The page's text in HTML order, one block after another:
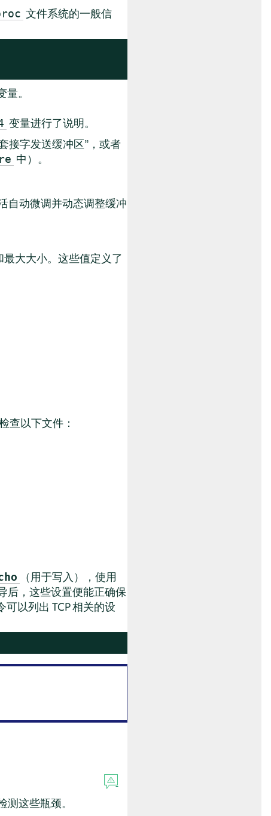
文件系统的一般信
量。
变量进行了说明。
接字发送缓冲区”，或者
中）。
自动微调并动态调整缓冲
大大小。这些值定义了
查以下文件：
（用于写入），使用
后，这些设置便能正确保
可以列出 TCP 相关的设
这些瓶颈。